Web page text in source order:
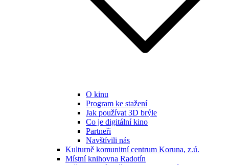
O kinu
Program ke stažení
Jak používat 3D brýle
Co je digitální kino
Partneři
Navštívili nás
Kulturně komunitní centrum Koruna, z.ú.
Místní knihovna Radotín